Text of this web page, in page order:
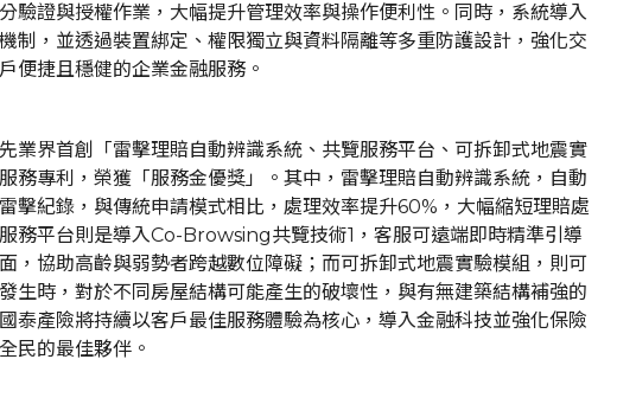
驗證與授權作業，大幅提升管理效率與操作便利性。同時，系統導入
制，並透過裝置綁定、權限獨立與資料隔離等多重防護設計，強化交
便捷且穩健的企業金融服務。
業界首創「雷擊理賠自動辨識系統、共覽服務平台、可拆卸式地震實
務專利，榮獲「服務金優獎」。其中，雷擊理賠自動辨識系統，自動
擊紀錄，與傳統申請模式相比，處理效率提升60%，大幅縮短理賠處
務平台則是導入Co-Browsing共覽技術1，客服可遠端即時精準引導
，協助高齡與弱勢者跨越數位障礙；而可拆卸式地震實驗模組，則可
生時，對於不同房屋結構可能產生的破壞性，與有無建築結構補強的
泰產險將持續以客戶最佳服務體驗為核心，導入金融科技並強化保險
民的最佳夥伴。